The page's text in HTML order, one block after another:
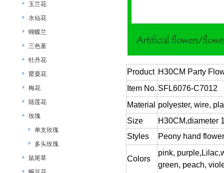
玉兰花
水仙花
蝴蝶兰
三色堇
牡丹花
罂粟花
梅花
陆莲花
玫瑰
单支玫瑰
多头玫瑰
鼠尾草
Product H30CM Party
Item No. SFL6076-C7012
Material
polyester, wire,
Size
H30CM,diameter
Styles
Peony hand
Colors
pink,
green, peach,